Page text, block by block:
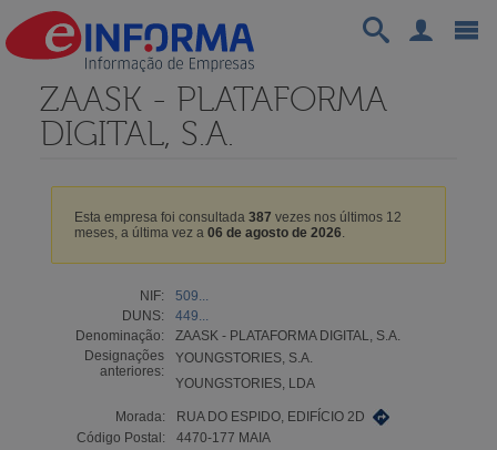
ZAASK - PLATAFORMA
DIGITAL, S.A.
Esta empresa foi consultada 387 vezes nos últimos 12
meses, a última vez a 06 de agosto de 2026.
NIF:
509...
DUNS:
449...
Denominação:
ZAASK - PLATAFORMA DIGITAL, S.A.
Designações
anteriores:
YOUNGSTORIES, S.A.
YOUNGSTORIES, LDA
Morada:
RUA DO ESPIDO, EDIFÍCIO 2D
Código Postal:
4470-177 MAIA